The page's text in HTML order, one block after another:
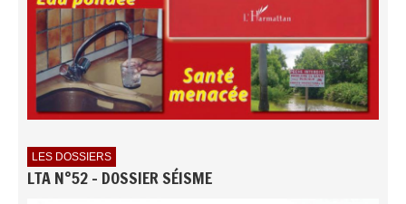
LES DOSSIERS
LTA N°52 - DOSSIER SÉISME